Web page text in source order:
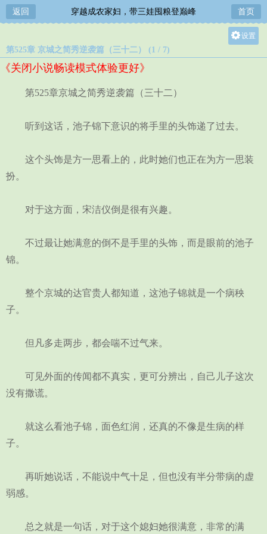
返回 穿越成农家妇，带三娃囤粮登巅峰 首页
设置
第525章 京城之简秀逆袭篇（三十二） (1 / 7)
《关闭小说畅读模式体验更好》
第525章京城之简秀逆袭篇（三十二）
听到这话，池子锦下意识的将手里的头饰递了过去。
这个头饰是方一思看上的，此时她们也正在为方一思装
扮。
对于这方面，宋洁仪倒是很有兴趣。
不过最让她满意的倒不是手里的头饰，而是眼前的池子
锦。
整个京城的达官贵人都知道，这池子锦就是一个病秧
子。
但凡多走两步，都会喘不过气来。
可见外面的传闻都不真实，更可分辨出，自己儿子这次
没有撒谎。
就这么看池子锦，面色红润，还真的不像是生病的样
子。
再听她说话，不能说中气十足，但也没有半分带病的虚
弱感。
总之就是一句话，对于这个媳妇她很满意，非常的满